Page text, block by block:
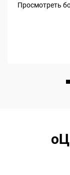
и повышают
Просмотреть